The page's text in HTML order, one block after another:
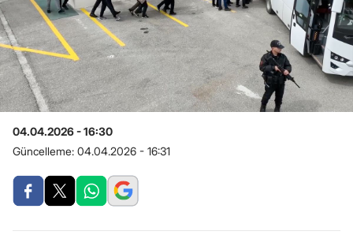
04.04.2026 - 16:30
Güncelleme: 04.04.2026 - 16:31